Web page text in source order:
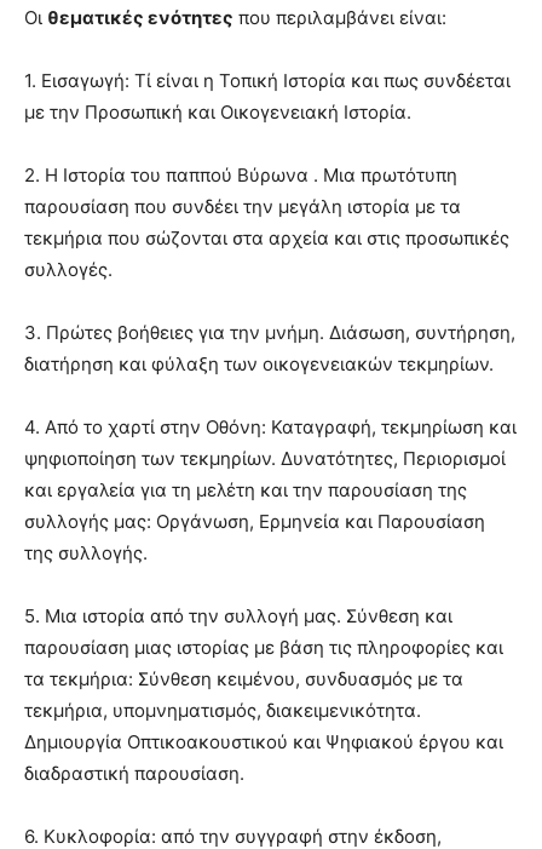
Οι θεματικές ενότητες που περιλαμβάνει είναι:
1. Εισαγωγή: Τί είναι η Τοπική Ιστορία και πως συνδέεται
με την Προσωπική και Οικογενειακή Ιστορία.
2. Η Ιστορία του παππού Βύρωνα . Μια πρωτότυπη
παρουσίαση που συνδέει την μεγάλη ιστορία με τα
τεκμήρια που σώζονται στα αρχεία και στις προσωπικές
συλλογές.
3. Πρώτες βοήθειες για την μνήμη. Διάσωση, συντήρηση,
διατήρηση και φύλαξη των οικογενειακών τεκμηρίων.
4. Από το χαρτί στην Οθόνη: Καταγραφή, τεκμηρίωση και
ψηφιοποίηση των τεκμηρίων. Δυνατότητες, Περιορισμοί
και εργαλεία για τη μελέτη και την παρουσίαση της
συλλογής μας: Οργάνωση, Ερμηνεία και Παρουσίαση
της συλλογής.
5. Μια ιστορία από την συλλογή μας. Σύνθεση και
παρουσίαση μιας ιστορίας με βάση τις πληροφορίες και
τα τεκμήρια: Σύνθεση κειμένου, συνδυασμός με τα
τεκμήρια, υπομνηματισμός, διακειμενικότητα.
Δημιουργία Οπτικοακουστικού και Ψηφιακού έργου και
διαδραστική παρουσίαση.
6. Κυκλοφορία: από την συγγραφή στην έκδοση,